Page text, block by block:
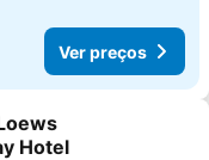
Ver preços
aos favoritos
Hotel